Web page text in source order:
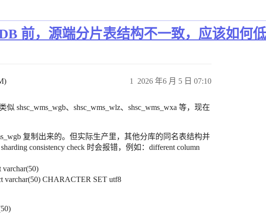
前，源端分片表结构不一致，应该如何低
2026 年6 月 5 日 07:10
1
shsc_wms_wgb、shsc_wms_wlz、shsc_wms_wxa 等，现在
复制出来的。但实际生产里，其他分库的同名表结构并
consistency check 时会报错，例如：different column
varchar(50)
varchar(50) CHARACTER SET utf8